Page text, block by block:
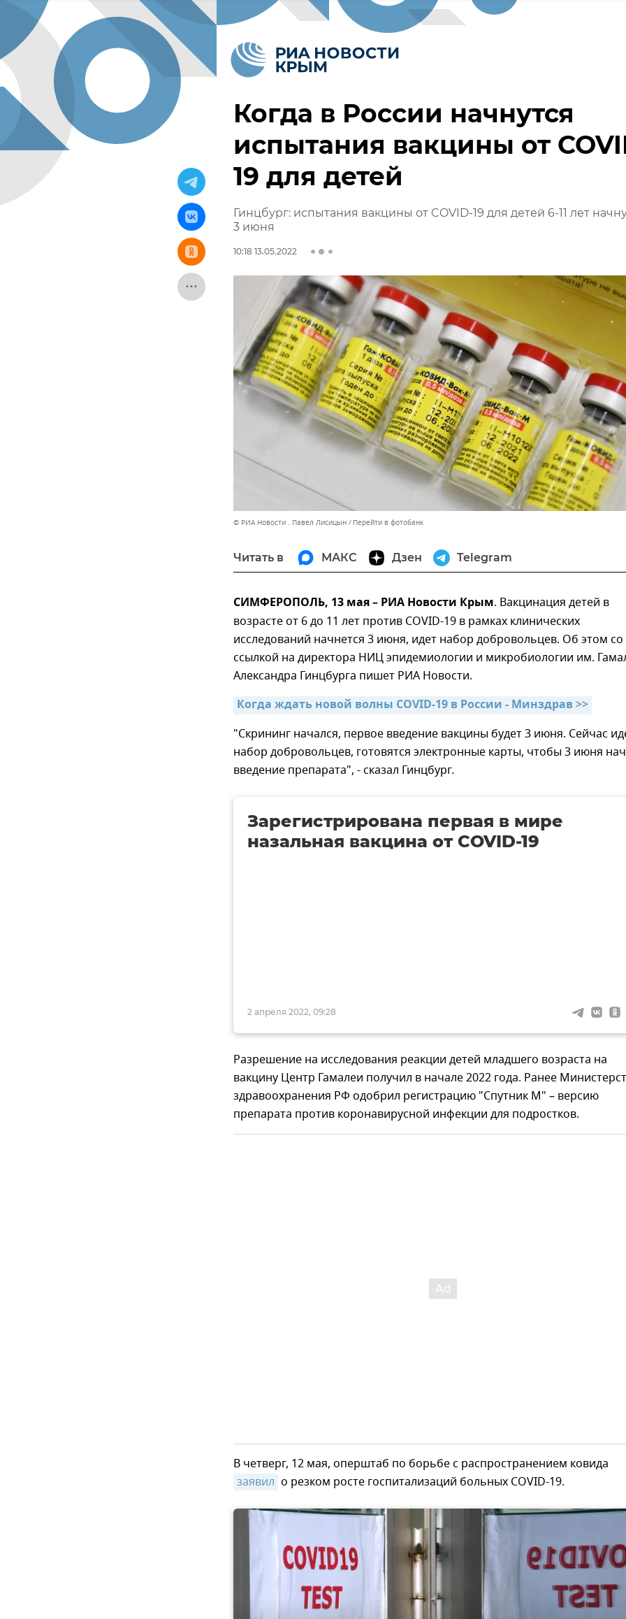
Когда в России начнутся
испытания вакцины от
19 для детей
Гинцбург: испытания вакцины от COVID-19 для детей 6-11 лет
3 июня
10:18 13.05.2022
© РИА Новости . Павел Лисицын Перейти в фотобанк
Читать в МАКС Дзен Telegram
СИМФЕРОПОЛЬ, 13 мая – РИА Новости Крым. Вакцинация детей в
возрасте от 6 до 11 лет против COVID-19 в рамках клинических
исследований начнется 3 июня, идет набор добровольцев. Об этом со
ссылкой на директора НИЦ эпидемиологии и микробиологии им.
Александра Гинцбурга пишет РИА Новости.
Когда ждать новой волны COVID-19 в России - Минздрав >>
"Скрининг начался, первое введение вакцины будет 3 июня. Сейчас
набор добровольцев, готовятся электронные карты, чтобы 3 июня
введение препарата", - сказал Гинцбург.
2 апреля 2022, 09:28
Зарегистрирована первая в мире
назальная вакцина от COVID-19
Разрешение на исследования реакции детей младшего возраста на
вакцину Центр Гамалеи получил в начале 2022 года. Ранее
здравоохранения РФ одобрил регистрацию "Спутник М" – версию
препарата против коронавирусной инфекции для подростков.
В четверг, 12 мая, оперштаб по борьбе с распространением ковида
заявил о резком росте госпитализаций больных COVID-19.